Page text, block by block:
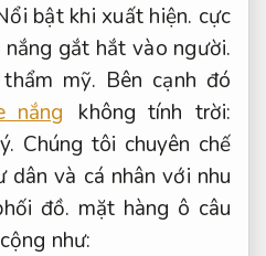
bật khi xuất hiện. cực
gắt hắt vào người.
mỹ. Bên cạnh đó
nắng
không tính trời:
Chúng tôi chuyên chế
dân và cá nhân với nhu
đồ. mặt hàng ô câu
như: